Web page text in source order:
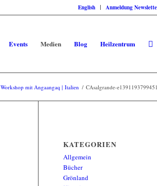
English Anmeldung
Events Medien Blog Heilzentrum
Workshop mit Angaangaq | Italien / CAsalgrande-e1391193799451
KATEGORIEN
Allgemein
Bücher
Grönland